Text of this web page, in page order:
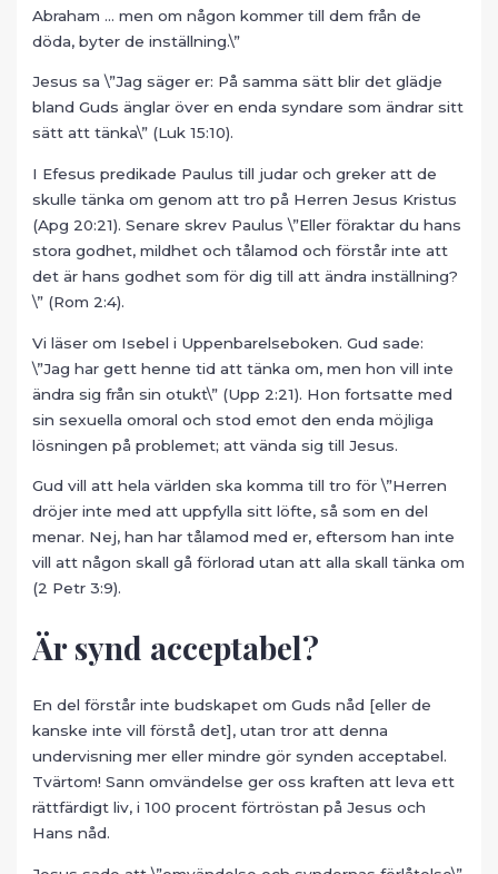
Abraham … men om någon kommer till dem från de
döda, byter de inställning.\”
Jesus sa \”Jag säger er: På samma sätt blir det glädje
bland Guds änglar över en enda syndare som ändrar sitt
sätt att tänka\” (Luk 15:10).
I Efesus predikade Paulus till judar och greker att de
skulle tänka om genom att tro på Herren Jesus Kristus
(Apg 20:21). Senare skrev Paulus \”Eller föraktar du hans
stora godhet, mildhet och tålamod och förstår inte att
det är hans godhet som för dig till att ändra inställning?
\” (Rom 2:4).
Vi läser om Isebel i Uppenbarelseboken. Gud sade:
\”Jag har gett henne tid att tänka om, men hon vill inte
ändra sig från sin otukt\” (Upp 2:21). Hon fortsatte med
sin sexuella omoral och stod emot den enda möjliga
lösningen på problemet; att vända sig till Jesus.
Gud vill att hela världen ska komma till tro för \”Herren
dröjer inte med att uppfylla sitt löfte, så som en del
menar. Nej, han har tålamod med er, eftersom han inte
vill att någon skall gå förlorad utan att alla skall tänka om
(2 Petr 3:9).
Är synd acceptabel?
En del förstår inte budskapet om Guds nåd [eller de
kanske inte vill förstå det], utan tror att denna
undervisning mer eller mindre gör synden acceptabel.
Tvärtom! Sann omvändelse ger oss kraften att leva ett
rättfärdigt liv, i 100 procent förtröstan på Jesus och
Hans nåd.